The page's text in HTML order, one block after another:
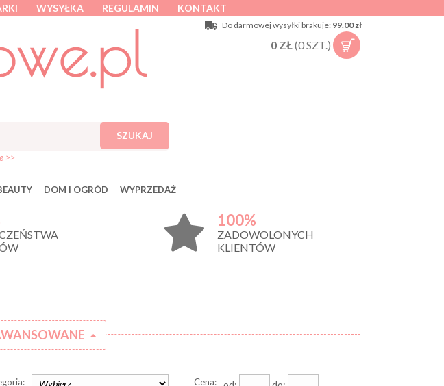
WYSYŁKA REGULAMIN KONTAKT
Do darmowej wysyłki brakuje: 99.00 zł
0 ZŁ(0SZT.)
SZUKAJ
>>
DOM I OGRÓD WYPRZEDAŻ
100%
ZADOWOLONYCH
KLIENTÓW
Cena: